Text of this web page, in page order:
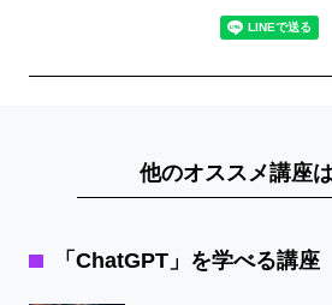
他のオススメ講座
「ChatGPT」を学べる講座